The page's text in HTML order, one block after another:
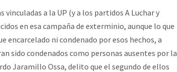
a la UP (y a los partidos A Luchar y
en esa campaña de exterminio, aunque lo que
encarcelado ni condenado por esos hechos, a
sido condenados como personas ausentes por la
Jaramillo Ossa, delito que el segundo de ellos